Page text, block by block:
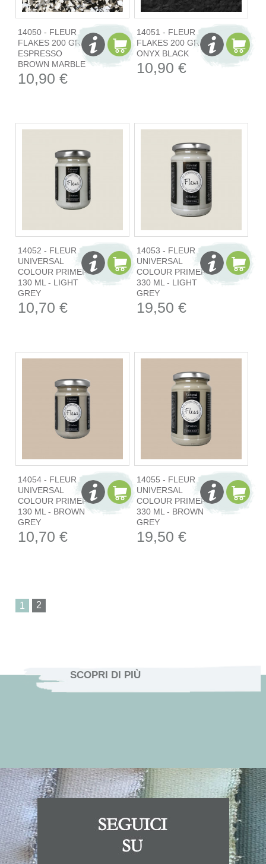
14050 - FLEUR
FLAKES 200 GR -
ESPRESSO
BROWN MARBLE
10,90 €
14051 - FLEUR
FLAKES 200 GR -
ONYX BLACK
10,90 €
14052 - FLEUR
UNIVERSAL
COLOUR PRIMER
130 ML - LIGHT
GREY
10,70 €
14053 - FLEUR
UNIVERSAL
COLOUR PRIMER
330 ML - LIGHT
GREY
19,50 €
14054 - FLEUR
UNIVERSAL
COLOUR PRIMER
130 ML - BROWN
GREY
10,70 €
14055 - FLEUR
UNIVERSAL
COLOUR PRIMER
330 ML - BROWN
GREY
19,50 €
1
SCOPRI DI PIÙ